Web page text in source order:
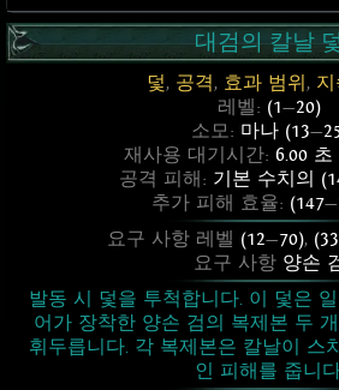
대검의 칼날
덫, 공격, 효과 범위 ,
레벨: (1—20)
소모: 마나 (13—
재사용 대기시간: 6.00 초
공격 피해: 기본 수치의
추가 피해 효율: (147—
요구 사항 레벨 (12—70), (33
요구 사항 양손
발동 시 덫을 투척합니다. 이 덫은
어가 장착한 양손 검의 복제본 두
휘두릅니다. 각 복제본은 칼날이 스
인 피해를 줍니